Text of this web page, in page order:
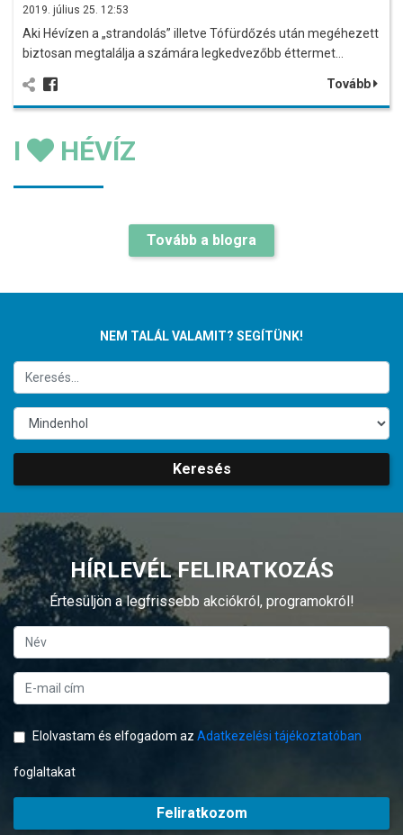
2019. július 25. 12:53
Aki Hévízen a „strandolás” illetve Tófürdőzés után megéhezett
biztosan megtalálja a számára legkedvezőbb éttermet…
Tovább
I HÉVÍZ
Tovább a blogra
NEM TALÁL VALAMIT? SEGÍTÜNK!
Keresés
HÍRLEVÉL FELIRATKOZÁS
Értesüljön a legfrissebb akciókról, programokról!
Elolvastam és elfogadom az Adatkezelési tájékoztatóban
foglaltakat
Feliratkozom